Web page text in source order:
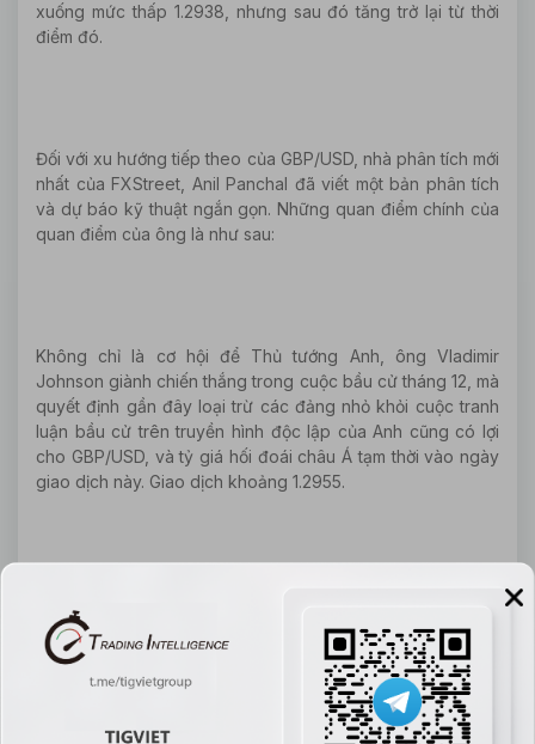
xuống mức thấp 1.2938, nhưng sau đó tăng trở lại từ thời
điểm đó.
Đối với xu hướng tiếp theo của GBP/USD, nhà phân tích mới
nhất của FXStreet, Anil Panchal đã viết một bản phân tích
và dự báo kỹ thuật ngắn gọn. Những quan điểm chính của
quan điểm của ông là như sau:
Không chỉ là cơ hội để Thủ tướng Anh, ông Vladimir
Johnson giành chiến thắng trong cuộc bầu cử tháng 12, mà
quyết định gần đây loại trừ các đảng nhỏ khỏi cuộc tranh
luận bầu cử trên truyền hình độc lập của Anh cũng có lợi
cho GBP/USD, và tỷ giá hối đoái châu Á tạm thời vào ngày
giao dịch này. Giao dịch khoảng 1.2955.
cao về thỏa thuận Brexit của mình trong bài phát biểu của
Liên đoàn Công nghiệp Anh (CBI), và sự kiện này cũng có
thể chứng kiến các nhà lãnh đạo đảng khác bám sát
chương trình nghị sự của họ. Điều đáng chú ý là các thẩm
phán tại thời điểm đó đã cấm đảng Dân chủ Tự do và Đảng